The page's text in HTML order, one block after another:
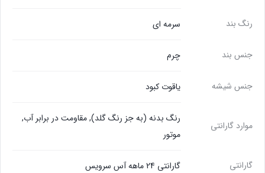
رنگ بند سرمه ای
جنس بند چرم
جنس شیشه یاقوت کبود
موارد گارانتی
رنگ بدنه (به جز رنگ گلد), مقاومت در برابر آب,
موتور
گارانتی گارانتی 24 ماهه آس سرویس